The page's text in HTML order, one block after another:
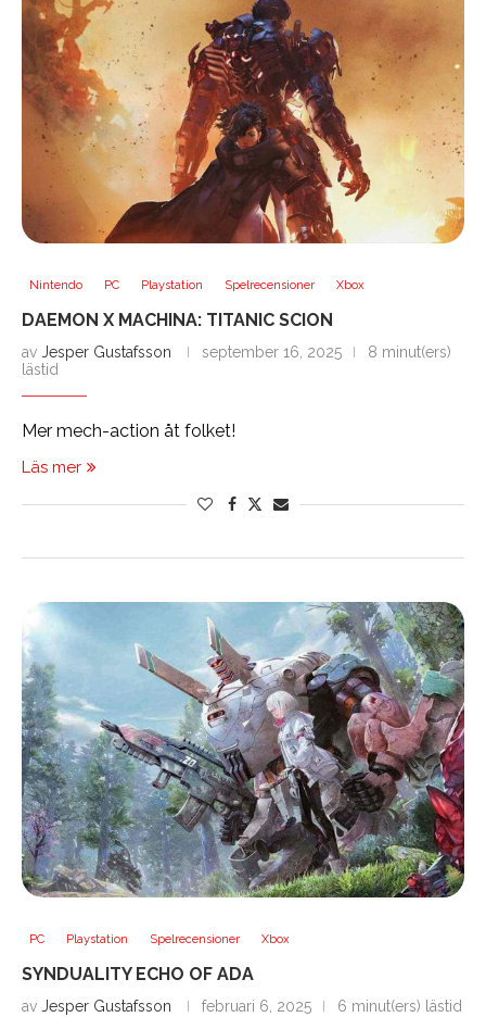
Nintendo PC Playstation Spelrecensioner Xbox
DAEMON X MACHINA: TITANIC SCION
av Jesper Gustafsson september 16, 2025
8 minut(ers)
lästid
Mer mech-action åt folket!
Läs mer
PC Playstation Spelrecensioner Xbox
SYNDUALITY ECHO OF ADA
av Jesper Gustafsson februari 6, 2025 6 minut(ers) lästid